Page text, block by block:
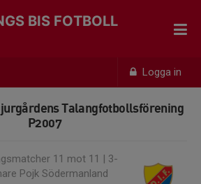
Logga in
BIS FOTBOLL
Talangfotbollsförening
P2007
11 mot 11 | 3-
Pojk Södermanland